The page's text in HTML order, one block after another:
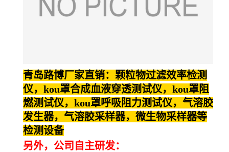
青岛路博厂家直销：颗粒物过滤效率检测
仪， kou罩合成血液穿透测试仪， kou罩阻
燃测试仪， kou罩呼吸阻力测试仪，气溶胶
发生器，气溶胶采样器，微生物采样器等
检测设备
另外，公司自主研发：